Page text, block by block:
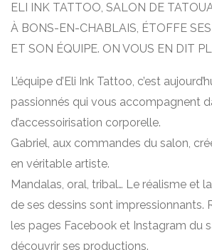
ELI INK TATTOO, SALON DE
À BONS-EN-CHABLAIS, ÉTOFFE
ET SON ÉQUIPE. ON VOUS EN DIT
L’équipe d’Eli Ink Tattoo, c’est
passionnés qui vous accompagnent
d’accessoirisation corporelle.
Gabriel, aux commandes du salon,
en véritable artiste.
Mandalas, oral, tribal… Le réalisme et
de ses dessins sont impressionnants.
les pages Facebook et Instagram du
découvrir ses productions.